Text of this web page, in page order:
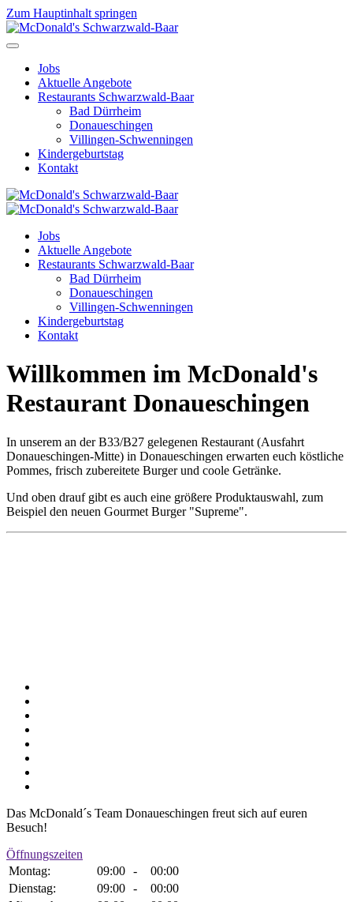
Zum Hauptinhalt springen
Jobs
Aktuelle Angebote
Restaurants Schwarzwald-Baar
Bad Dürrheim
Donaueschingen
Villingen-Schwenningen
Kindergeburtstag
Kontakt
Jobs
Aktuelle Angebote
Restaurants Schwarzwald-Baar
Bad Dürrheim
Donaueschingen
Villingen-Schwenningen
Kindergeburtstag
Kontakt
Willkommen im McDonald's
Restaurant ­Donaueschingen
In unserem an der B33/B27 gelegenen Restaurant (Ausfahrt
Donaueschingen-Mitte) in Donaueschingen erwarten euch köstliche
Pommes, frisch zubereitete Burger und coole Getränke.
Und oben drauf gibt es auch eine größere Produktauswahl, zum
Beispiel den neuen Gourmet Burger "Supreme".
Das McDonald´s Team Donaueschingen freut sich auf euren
Besuch!
Öffnungszeiten
Montag:
09:00 -
00:00
Dienstag:
09:00 -
00:00